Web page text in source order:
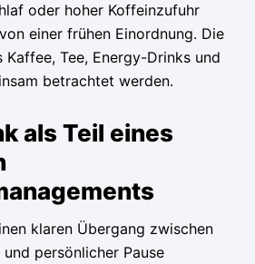
oder hoher Koffeinzufuhr
einer frühen Einordnung. Die
Kaffee, Tee, Energy-Drinks und
betrachtet werden.
als Teil eines
klaren Übergang zwischen
persönlicher Pause